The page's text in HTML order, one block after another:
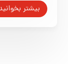
بیشتر